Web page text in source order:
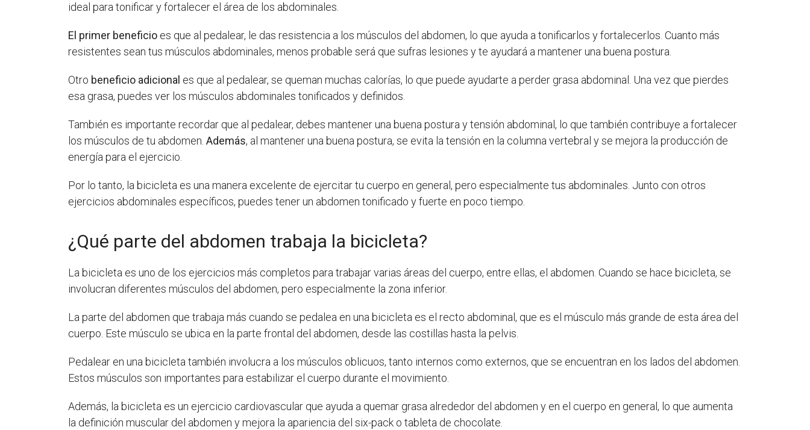
ideal para tonificar y fortalecer el área de los abdominales.
El primer beneficio es que al pedalear, le das resistencia a los músculos del abdomen, lo que ayuda a tonificarlos y fortalecerlos. Cuanto más
resistentes sean tus músculos abdominales, menos probable será que sufras lesiones y te ayudará a mantener una buena postura.
Otro beneficio adicional es que al pedalear, se queman muchas calorías, lo que puede ayudarte a perder grasa abdominal. Una vez que pierdes
esa grasa, puedes ver los músculos abdominales tonificados y definidos.
También es importante recordar que al pedalear, debes mantener una buena postura y tensión abdominal, lo que también contribuye a fortalecer
los músculos de tu abdomen.Además, al mantener una buena postura, se evita la tensión en la columna vertebral y se mejora la producción de
energía para el ejercicio.
Por lo tanto, la bicicleta es una manera excelente de ejercitar tu cuerpo en general, pero especialmente tus abdominales. Junto con otros
ejercicios abdominales específicos, puedes tener un abdomen tonificado y fuerte en poco tiempo.
¿Qué parte del abdomen trabaja la bicicleta?
La bicicleta es uno de los ejercicios más completos para trabajar varias áreas del cuerpo, entre ellas, el abdomen. Cuando se hace bicicleta, se
involucran diferentes músculos del abdomen, pero especialmente la zona inferior.
La parte del abdomen que trabaja más cuando se pedalea en una bicicleta es el recto abdominal, que es el músculo más grande de esta área del
cuerpo. Este músculo se ubica en la parte frontal del abdomen, desde las costillas hasta la pelvis.
Pedalear en una bicicleta también involucra a los músculos oblicuos, tanto internos como externos, que se encuentran en los lados del abdomen.
Estos músculos son importantes para estabilizar el cuerpo durante el movimiento.
Además, la bicicleta es un ejercicio cardiovascular que ayuda a quemar grasa alrededor del abdomen y en el cuerpo en general, lo que aumenta
la definición muscular del abdomen y mejora la apariencia del six-pack o tableta de chocolate.